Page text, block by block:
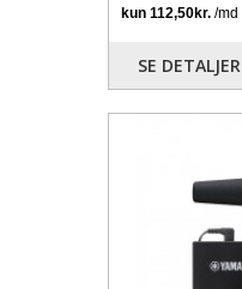
SE DETALJER